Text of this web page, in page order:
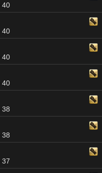
40
40
40
40
38
38
37